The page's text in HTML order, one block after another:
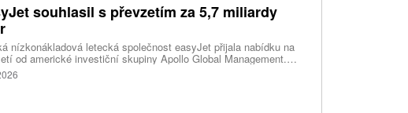
souhlasil s převzetím za 5,7 miliardy
nízkonákladová letecká společnost easyJet přijala nabídku na
od americké investiční skupiny Apollo Global Management.
oceňuje aerolinku na 5,7 miliardy liber, tedy přibližně 162
korun.